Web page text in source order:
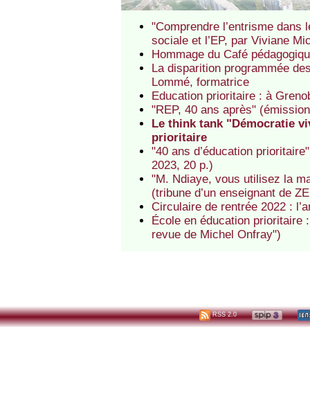
"Comprendre l’entrisme
sociale et l’EP, par Viviane
Hommage du Café
La disparition programmée
Lommé, formatrice
Education prioritaire : à
"REP, 40 ans après"
Le think tank "Démocratie
prioritaire
"40 ans d’éducation
2023, 20 p.)
"M. Ndiaye, vous utilisez la
(tribune d’un enseignant de
Circulaire de rentrée 2022 :
École en éducation prioritaire
revue de Michel Onfray")
RSS 2.0